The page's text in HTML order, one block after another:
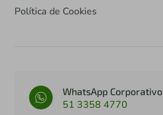
Política de Cookies
WhatsApp Corporativo
51 3358 4770